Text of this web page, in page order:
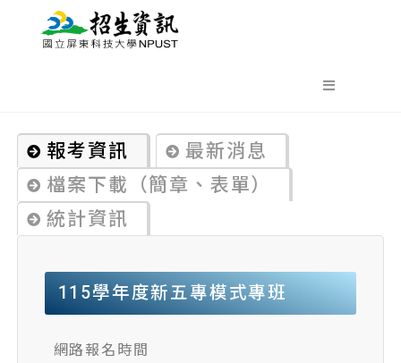
報考資訊
最新消息
檔案下載（簡章、表單）
統計資訊
115學年度新五專模式專班
網路報名時間